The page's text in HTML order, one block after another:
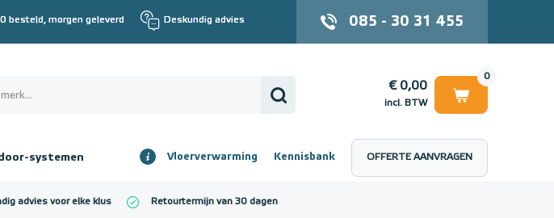
besteld, morgen geleverd Deskundig advies 085 - 30 31 455
0
€ 0,00
incl. BTW
€ 0,00
systemen
€ 0,00 Vloerverwarming Kennisbank OFFERTE AANVRAGEN
advies voor elke klus Retourtermijn van 30 dagen